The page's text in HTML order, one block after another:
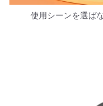
使用シーンを選ば